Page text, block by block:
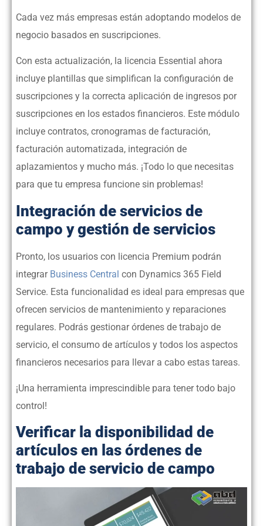
Cada vez más empresas están adoptando modelos de
negocio basados en suscripciones.
Con esta actualización, la licencia Essential ahora
incluye plantillas que simplifican la configuración de
suscripciones y la correcta aplicación de ingresos por
suscripciones en los estados financieros. Este módulo
incluye contratos, cronogramas de facturación,
facturación automatizada, integración de
aplazamientos y mucho más. ¡Todo lo que necesitas
para que tu empresa funcione sin problemas!
Integración de servicios de
campo y gestión de servicios
Pronto, los usuarios con licencia Premium podrán
integrar Business Central con Dynamics 365 Field
Service. Esta funcionalidad es ideal para empresas que
ofrecen servicios de mantenimiento y reparaciones
regulares. Podrás gestionar órdenes de trabajo de
servicio, el consumo de artículos y todos los aspectos
financieros necesarios para llevar a cabo estas tareas.
¡Una herramienta imprescindible para tener todo bajo
control!
Verificar la disponibilidad de
artículos en las órdenes de
trabajo de servicio de campo